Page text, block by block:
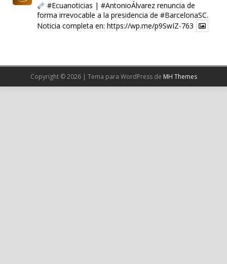
#Ecuanoticias | #AntonioÁlvarezrenuncia de
forma irrevocable a la presidencia de #BarcelonaSC.
Noticia completa en: https://wp.me/p9SwIZ-763
Cargar más
Copyright © 2026 | Tema para WordPress de MH Themes